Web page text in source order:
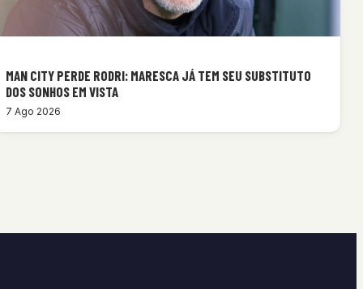
MAN CITY PERDE RODRI: MARESCA JÁ TEM SEU SUBSTITUTO
DOS SONHOS EM VISTA
7 Ago 2026